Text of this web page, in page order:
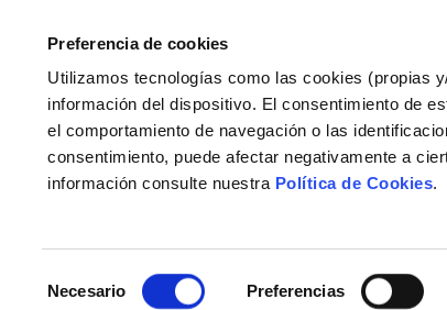
Preferencia de cookies
Utilizamos tecnologías como las cookies (propias
información del dispositivo. El consentimiento de
el comportamiento de navegación o las
consentimiento, puede afectar negativamente a
información consulte nuestra Política de Cookies.
Necesario Preferencias
© Ferrokey todos los derechos reservados 2025